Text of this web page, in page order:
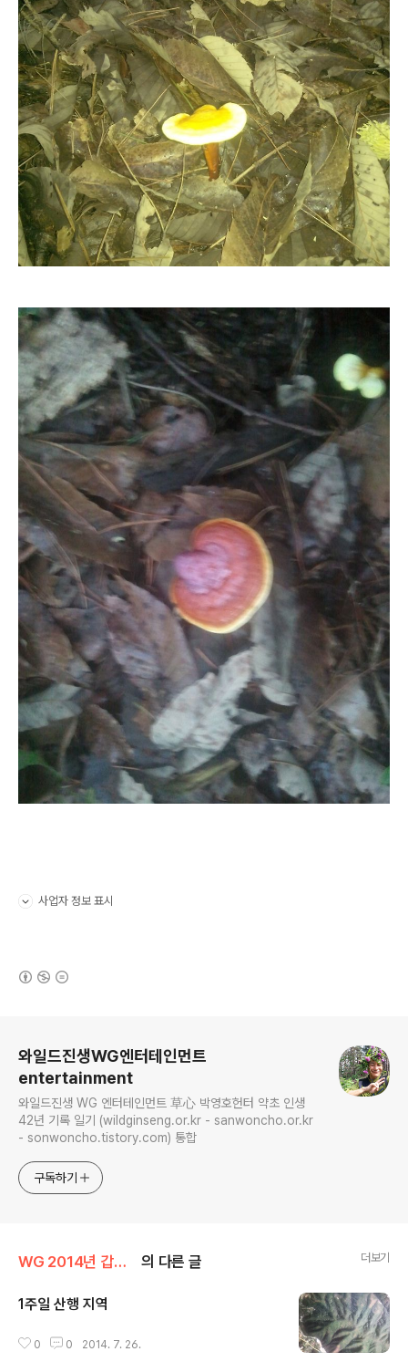
사업자 정보 표시
와일드진생WG엔터테인먼트
entertainment
와일드진생 WG 엔터테인먼트 草心 박영호헌터 약초 인생
42년 기록 일기 (wildginseng.or.kr - sanwoncho.or.kr
- sonwoncho.tistory.com) 통합
구독하기
WG 2014년 갑오년 기록 의 다른 글 더보기
1주일 산행 지역
0 0 2014. 7. 26.